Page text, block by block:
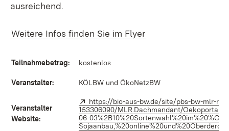
ausreichend.
Weitere Infos finden Sie im Flyer
Teilnahmebetrag: kostenlos
Veranstalter: KÖLBW und ÖkoNetzBW
Veranstalter
Website:
Extern:
https://bio-aus-bw.de/site/pbs-bw-mlr-
153306090/MLR.Dachmandant/Oekoportal/
06-